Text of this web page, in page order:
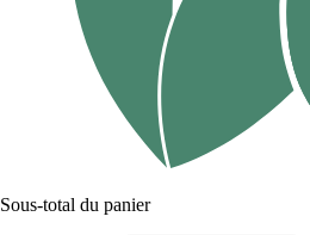
Sous-total du panier